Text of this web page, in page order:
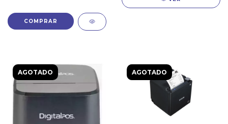
AGOTADO AGOTADO